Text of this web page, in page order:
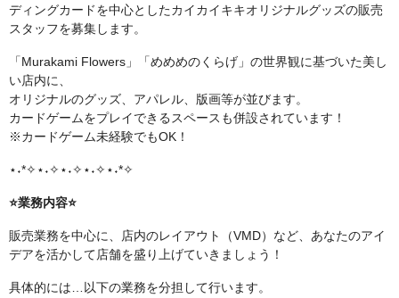
ディングカードを中心としたカイカイキキオリジナルグッズの販売
スタッフを募集します。
「Murakami Flowers」「めめめのくらげ」の世界観に基づいた美し
い店内に、
オリジナルのグッズ、アパレル、版画等が並びます。
カードゲームをプレイできるスペースも併設されています！
※カードゲーム未経験でもOK！
⋆˖*✧⋆˖✧⋆˖✧⋆˖✧⋆˖*✧
⭐業務内容⭐
販売業務を中心に、店内のレイアウト（VMD）など、あなたのアイ
デアを活かして店舗を盛り上げていきましょう！
具体的には…以下の業務を分担して行います。